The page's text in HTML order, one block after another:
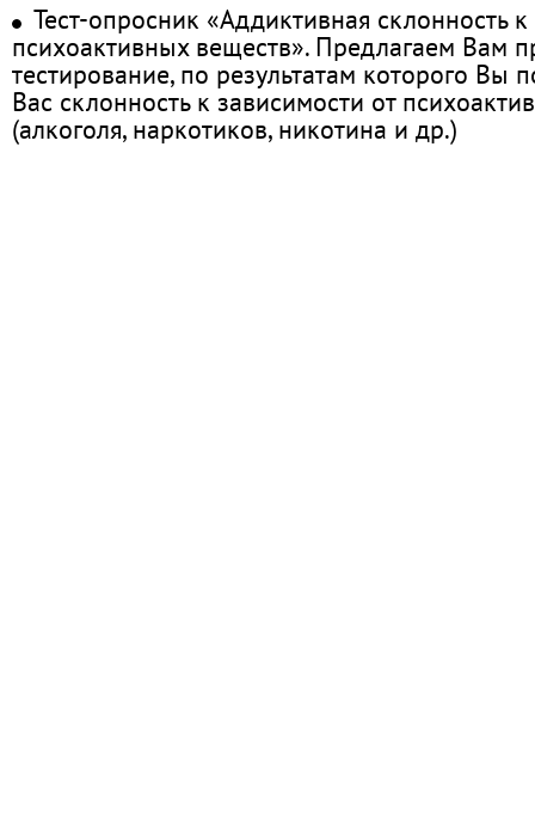
Тест-опросник «Аддиктивная склонность
психоактивных веществ». Предлагаем Вам
тестирование, по результатам которого Вы
Вас склонность к зависимости от
(алкоголя, наркотиков, никотина и др.)